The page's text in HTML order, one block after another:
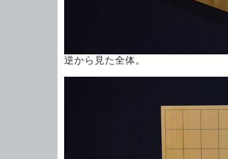
逆から見た全体。